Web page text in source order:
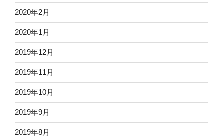
2020年2月
2020年1月
2019年12月
2019年11月
2019年10月
2019年9月
2019年8月